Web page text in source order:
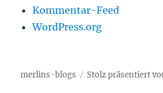
Kommentar-Feed
WordPress.org
merlins-blogs Stolz präsentiert